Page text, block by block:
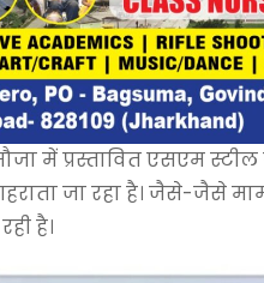
में प्रस्तावित एसएम
जा रहा है। जैसे-जैसे
है।